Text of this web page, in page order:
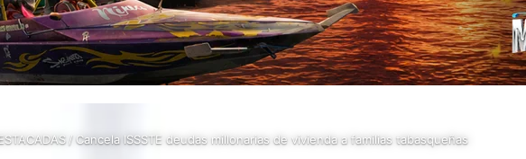
/Cancela ISSSTE deudas millonarias de vivienda a familias tabasqueñas